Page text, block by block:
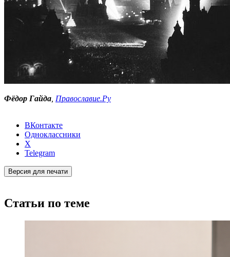
Фёдор Гайда Православие.Ру
ВКонтакте
Одноклассники
X
Telegram
Версия для печати
Статьи по теме